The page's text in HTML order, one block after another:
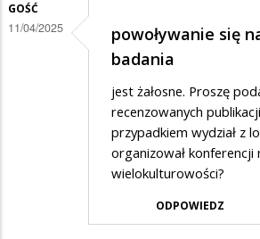
GOŚĆ
11/04/2025
powoływanie się
badania
jest żałosne. Proszę
recenzowanych
przypadkiem wydział z
organizował konferencji
wielokulturowości?
ODPOWIEDZ